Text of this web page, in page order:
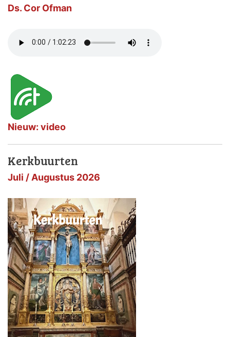
Ds. Cor Ofman
Nieuw: video
Kerkbuurten
Juli / Augustus 2026